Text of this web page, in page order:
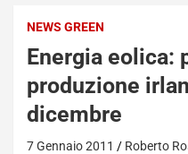
NEWS GREEN
Energia eolica:
produzione
dicembre
7 Gennaio 2011 Roberto